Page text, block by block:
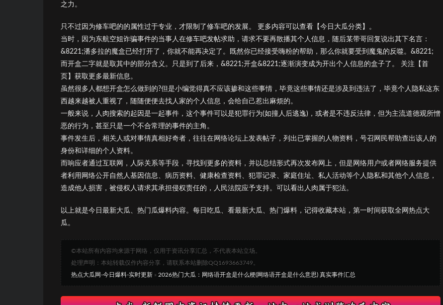
之力。
只不过因为修车吧的的属性过于专业，才限制了修车吧的发展。 更多内容可以查看【今日大瓜分类】。
当时，因为东航空姐诈骗事件的当事人在修车吧发帖求助，请求不要再散播其个人信息，随后某带哥回复说出其下名言：
&8221;潘多拉的魔盒已经打开了，你就不能再决定了。既然你已经接受嗨粉的帮助，那么你就要受到魔鬼的反噬。&8221;
而开盒二字就是取其中的部分含义。只是到了后来，&8221;开盒&8221;逐渐演变成为开出个人信息的盒子了。 关注【首
页】获取更多最新信息。
虽然很多人都想开盒怎么做到的?但是小编觉得真不应该掺和这些事情，毕竟这些事情还是涉及到违法了，毕竟个人隐私这东
西越来越被人重视了，随随便便去找人家的个人信息，会给自己惹出麻烦的。
一般来说，人肉搜索的起因是一起事件，这个事件可以是犯罪行为(如撞人后逃逸)，或者是不违反法律，但为主流道德观所憎
恶的行为，甚至只是一个不合常理的事件的主角。
事件发生后，相关人或对事情真相好奇者，往往在网络论坛上发表帖子，列出已掌握的人物资料，号召网民帮助查出该人的
身份和详细的个人资料。
而响应者通过互联网，人际关系等手段，寻找到更多的资料，并以总结形式再次发布网上，但是网络用户或者网络服务提供
者利用网络公开自然人基因信息、病历资料、健康检查资料、犯罪记录、家庭住址、私人活动等个人隐私和其他个人信息，
造成他人损害，被侵权人请求其承担侵权责任的，人民法院应予支持。可以看出人肉属于犯法。
以上就是今日最新大瓜、热门瓜爆料内容。每日吃瓜、看最新大瓜、热门爆料，记得收藏本站，第一时间获取全网热点大
瓜。
©本站所有内容均来源于网络，仅用于资讯分享汇总，不代表本站立场。
处理声明：本站转载仅作内容分享，请联系本站删除QQ1693663749。
热点大瓜网-今日爆料-实时更新 » 2026热门大瓜：网络语开盒是什么梗(网络语开盒是什么意思) 真实事件汇总